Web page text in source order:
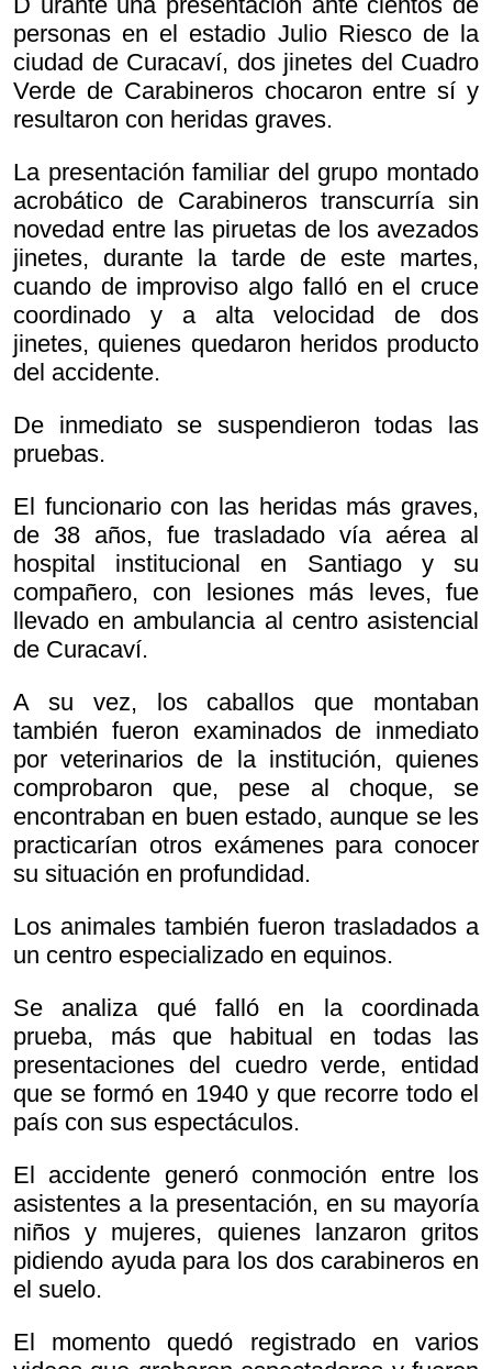
personas en el estadio Julio Riesco de la
ciudad de Curacaví, dos jinetes del Cuadro
Verde de Carabineros chocaron entre sí y
resultaron con heridas graves.
La presentación familiar del grupo montado
acrobático de Carabineros transcurría sin
novedad entre las piruetas de los avezados
jinetes, durante la tarde de este martes,
cuando de improviso algo falló en el cruce
coordinado y a alta velocidad de dos
jinetes, quienes quedaron heridos producto
del accidente.
De inmediato se suspendieron todas las
pruebas.
El funcionario con las heridas más graves,
de 38 años, fue trasladado vía aérea al
hospital institucional en Santiago y su
compañero, con lesiones más leves, fue
llevado en ambulancia al centro asistencial
de Curacaví.
A su vez, los caballos que montaban
también fueron examinados de inmediato
por veterinarios de la institución, quienes
comprobaron que, pese al choque, se
encontraban en buen estado, aunque se les
practicarían otros exámenes para conocer
su situación en profundidad.
Los animales también fueron trasladados a
un centro especializado en equinos.
Se analiza qué falló en la coordinada
prueba, más que habitual en todas las
presentaciones del cuedro verde, entidad
que se formó en 1940 y que recorre todo el
país con sus espectáculos.
El accidente generó conmoción entre los
asistentes a la presentación, en su mayoría
niños y mujeres, quienes lanzaron gritos
pidiendo ayuda para los dos carabineros en
el suelo.
El momento quedó registrado en varios